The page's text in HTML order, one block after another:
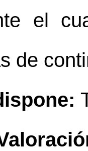
el
de